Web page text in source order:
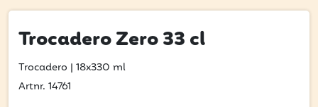
Event
Logga in
Trocadero Zero 33 cl
Trocadero | 18x330 ml
Artnr. 14761